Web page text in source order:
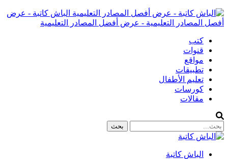
الباش كاتبة - عرض
أفصل المصادر التعليمية - عرض أفضل المصادر التعليمية
كتب
قنوات
مواقع
تطبيقات
تعليم الأطفال
كورسات
مقالات
الباش كاتبة